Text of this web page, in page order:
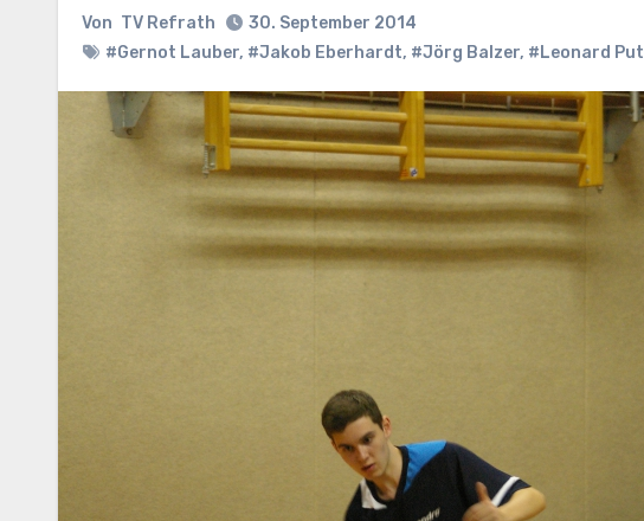
Von TV Refrath
30. September 2014
#Gernot Lauber, #Jakob Eberhardt, #Jörg Balzer, #Leonard